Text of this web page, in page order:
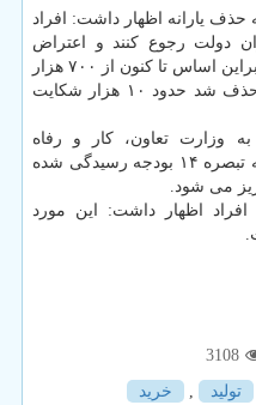
حذف یارانه اظهار داشت: افراد
دولت رجوع كنند و اعتراض
خویش را در ۲۰۰ كلمه اعلام كنند و براین اساس تا كنون از ۷۰۰ هزار
نفری كه در مرحله اول یارانه آنها حذف شد حدود ۱۰ هزار شكایت
وزارت تعاون، كار و رفاه
اجتماعی و هیات رسیدگی كنندگان به تبصره ۱۴ بودجه رسیدگی شده
می شود.
افراد اظهار داشت: این مورد
3108
تولید , خرید